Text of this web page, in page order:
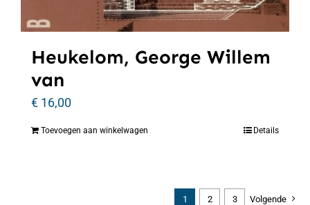
Heukelom, George Willem
van
€ 16,00
Toevoegen aan winkelwagen Details
1 2 3 Volgende